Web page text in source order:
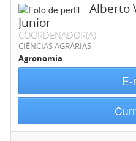
Alberto
Junior
COORDENADOR(A)
CIÊNCIAS AGRÁRIAS
Agronomia
E-